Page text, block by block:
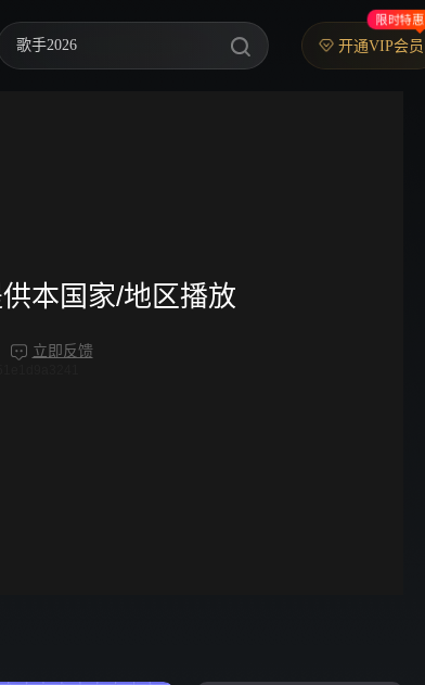
歌手2026
忙忙碌碌寻宝藏2
开通VIP会员
限时特惠
本国家/地区播放
立即反馈